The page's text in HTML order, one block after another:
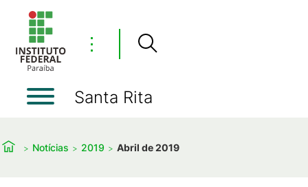
⋮
Santa Rita
Notícias 2019 Abril de 2019